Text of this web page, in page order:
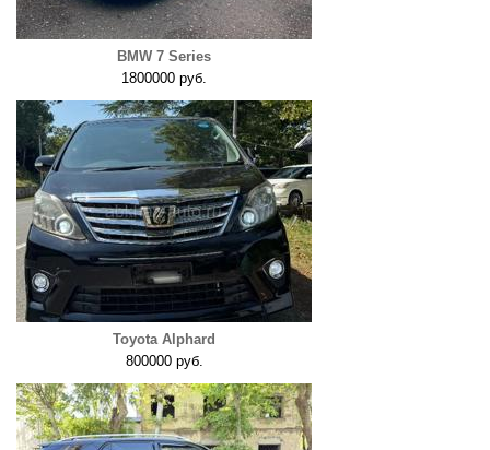
BMW 7 Series
1800000 руб.
Toyota Alphard
800000 руб.